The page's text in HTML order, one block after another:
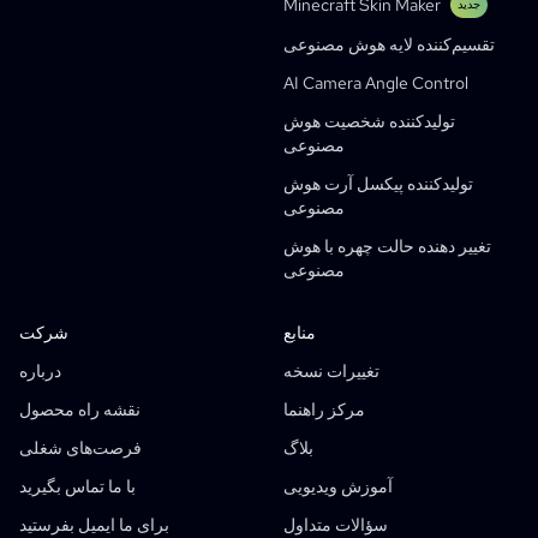
Minecraft Skin Maker جدید
تقسیم‌کننده لایه هوش مصنوعی
AI Camera Angle Control
تولیدکننده شخصیت هوش
مصنوعی
تولیدکننده پیکسل آرت هوش
مصنوعی
تغییر دهنده حالت چهره با هوش
مصنوعی
شرکت
درباره
نقشه راه محصول
فرصت‌های شغلی
با ما تماس بگیرید
برای ما ایمیل بفرستید
منابع
تغییرات نسخه
مرکز راهنما
بلاگ
آموزش ویدیویی
سؤالات متداول
تولیدکننده شخصیت هوش مصنوعی
طراحی شخصیت با هوش مصنوعی
تولیدکننده انیمه با هوش مصنوعی
کارخانه کمیک هوش مصنوعی
نویسنده داستان هوش مصنوعی
ساخت کتاب داستان کودکانه
گردش‌کارهای تولیدی